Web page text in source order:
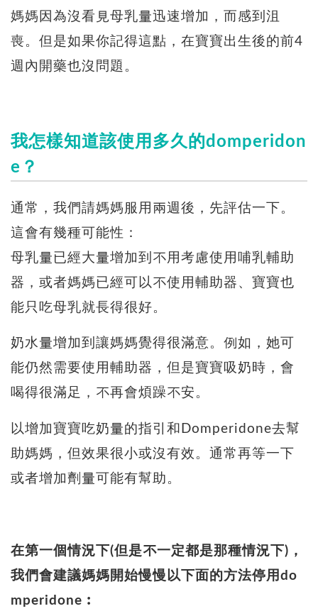
媽媽因為沒看見母乳量迅速增加，而感到沮
喪。但是如果你記得這點，在寶寶出生後的前4
週內開藥也沒問題。
我怎樣知道該使用多久的domperidon
e？
通常，我們請媽媽服用兩週後，先評估一下。
這會有幾種可能性：
母乳量已經大量增加到不用考慮使用哺乳輔助
器，或者媽媽已經可以不使用輔助器、寶寶也
能只吃母乳就長得很好。
奶水量增加到讓媽媽覺得很滿意。例如，她可
能仍然需要使用輔助器，但是寶寶吸奶時，會
喝得很滿足，不再會煩躁不安。
以增加寶寶吃奶量的指引和Domperidone去幫
助媽媽，但效果很小或沒有效。通常再等一下
或者增加劑量可能有幫助。
在第一個情況下(但是不一定都是那種情況下)，
我們會建議媽媽開始慢慢以下面的方法停用do
mperidone︰